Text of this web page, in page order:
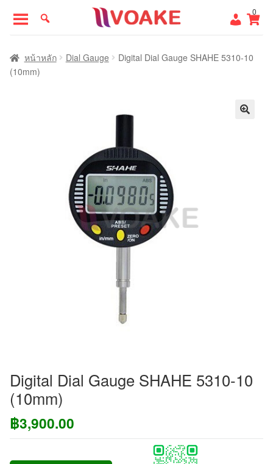
to
navigation
to
content
0
หน้าแรก
หน้าหลัก Dial Gauge
Digital Dial Gauge SHAHE 5310-10
(10mm)
Digital Dial Gauge SHAHE 5310-10
(10mm)
฿3,900.00